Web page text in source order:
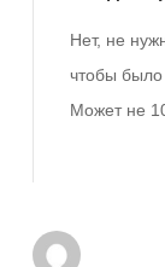
Нет, не
чтобы было
Может не